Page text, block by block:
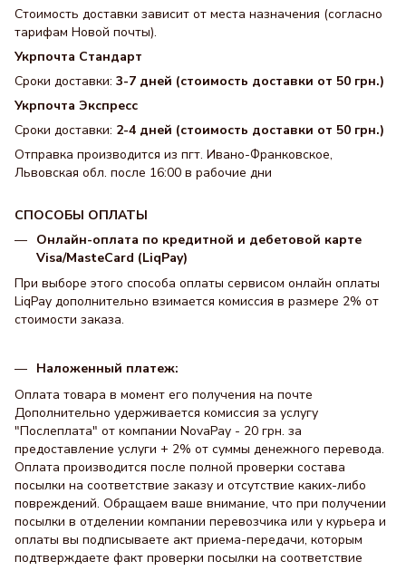
Стоимость доставки зависит от места назначения (согласно
тарифам Новой почты).
Укрпочта Стандарт
Сроки доставки: 3-7 дней (стоимость доставки от 50 грн.)
Укрпочта Экспресс
Сроки доставки: 2-4 дней (стоимость доставки от 50 грн.)
Отправка производится из пгт. Ивано-Франковское,
Львовская обл. после 16:00 в рабочие дни
СПОСОБЫ ОПЛАТЫ
Онлайн-оплата по кредитной и дебетовой карте
Visa/MasteCard (LiqPay)
При выборе этого способа оплаты сервисом онлайн оплаты
LiqPay дополнительно взимается комиссия в размере 2% от
стоимости заказа.
Наложенный платеж:
Оплата товара в момент его получения на почте
Дополнительно удерживается комиссия за услугу
"Послеплата" от компании NovaPay - 20 грн. за
предоставление услуги + 2% от суммы денежного перевода.
Оплата производится после полной проверки состава
посылки на соответствие заказу и отсутствие каких-либо
повреждений. Обращаем ваше внимание, что при получении
посылки в отделении компании перевозчика или у курьера и
оплаты вы подписываете акт приема-передачи, которым
подтверждаете факт проверки посылки на соответствие